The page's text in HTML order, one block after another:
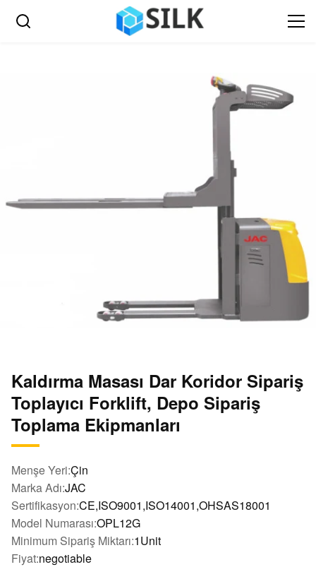
Kaldırma Masası Dar Koridor Sipariş
Toplayıcı Forklift, Depo Sipariş
Toplama Ekipmanları
Menşe Yeri:Çin
Marka Adı:JAC
Sertifikasyon:CE,ISO9001,ISO14001,OHSAS18001
Model Numarası:OPL12G
Minimum Sipariş Miktarı:1Unit
Fiyat:negotiable